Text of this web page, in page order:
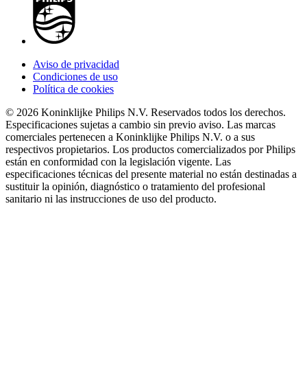
Aviso de privacidad
Condiciones de uso
Política de cookies
© 2026 Koninklijke Philips N.V. Reservados todos los derechos.
Especificaciones sujetas a cambio sin previo aviso. Las marcas
comerciales pertenecen a Koninklijke Philips N.V. o a sus
respectivos propietarios. Los productos comercializados por Philips
están en conformidad con la legislación vigente. Las
especificaciones técnicas del presente material no están destinadas a
sustituir la opinión, diagnóstico o tratamiento del profesional
sanitario ni las instrucciones de uso del producto.